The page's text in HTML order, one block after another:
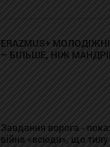
ERAZMUS+
– БІЛЬШЕ, НІЖ
Завдання ворога -
війна «всюди», що тилу